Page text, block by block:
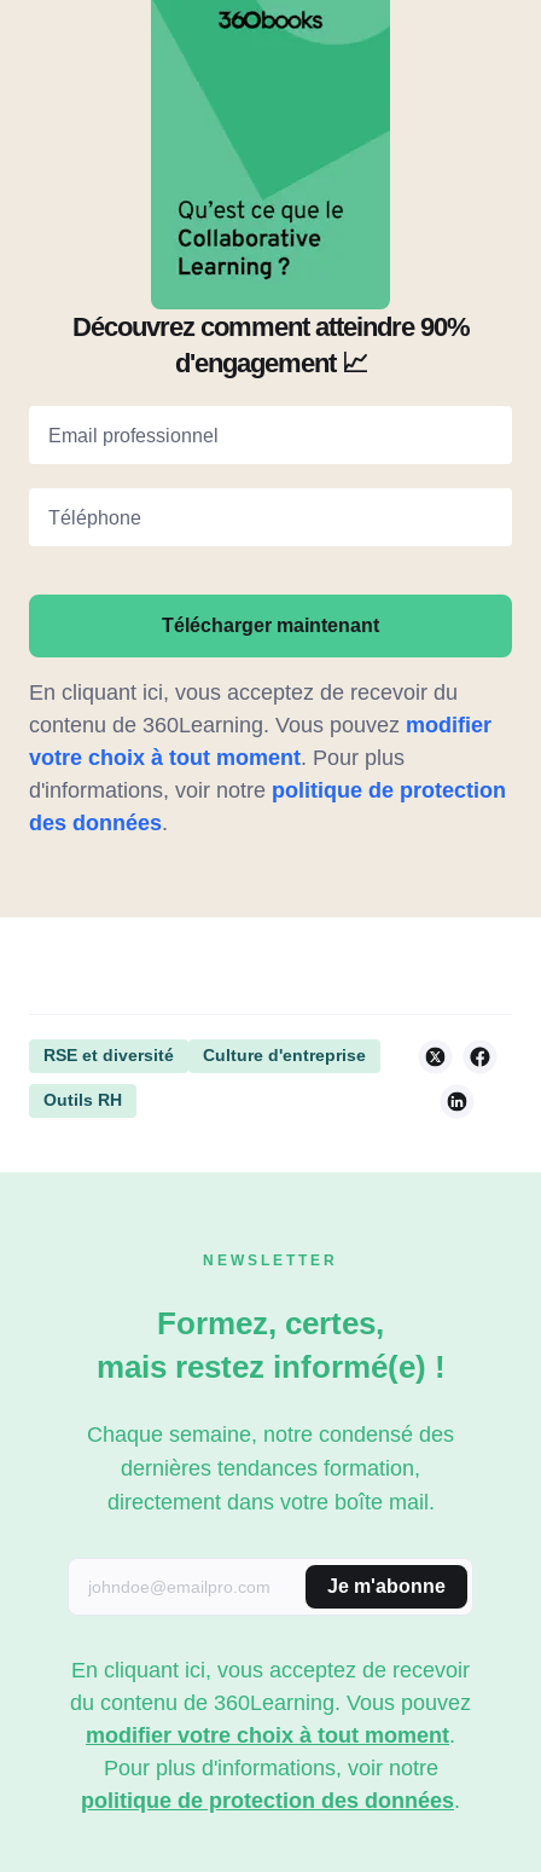
Découvrez comment atteindre 90%
d'engagement 📈
Email professionnel
Téléphone
Télécharger maintenant
En cliquant ici, vous acceptez de recevoir du
contenu de 360Learning. Vous pouvez modifier
votre choix à tout moment. Pour plus
d'informations, voir notre politique de protection
des données.
RSE et diversité Culture d'entreprise
Outils RH
NEWSLETTER
Formez, certes,
mais restez informé(e) !
Chaque semaine, notre condensé des
dernières tendances formation,
directement dans votre boîte mail.
Je m'abonne
En cliquant ici, vous acceptez de recevoir
du contenu de 360Learning. Vous pouvez
modifier votre choix à tout moment.
Pour plus d'informations, voir notre
politique de protection des données.